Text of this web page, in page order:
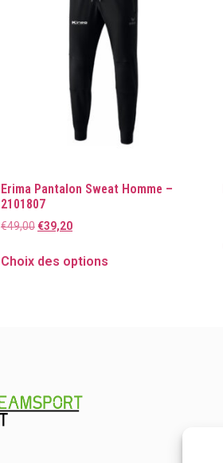
Erima Pantalon Sweat Homme –
2101807
€49,00€39,20
Choix des options